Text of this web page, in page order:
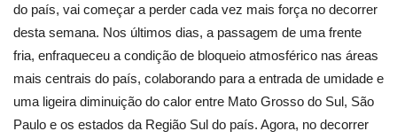
do país, vai começar a perder cada vez mais força no decorrer
desta semana. Nos últimos dias, a passagem de uma frente
fria, enfraqueceu a condição de bloqueio atmosférico nas áreas
mais centrais do país, colaborando para a entrada de umidade e
uma ligeira diminuição do calor entre Mato Grosso do Sul, São
Paulo e os estados da Região Sul do país. Agora, no decorrer